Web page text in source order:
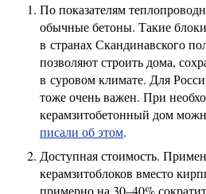
По показателям
обычные бетоны. Такие
в странах Скандинавского
позволяют строить дома,
в суровом климате. Для
тоже очень важен. При
керамзитобетонный дом
писали об этом.
Доступная стоимость.
керамзитоблоков вместо
примерно на 30–40%